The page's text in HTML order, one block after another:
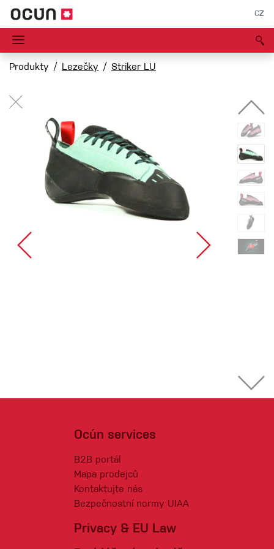
CZ
Produkty Lezečky Striker LU
Ocún services
B2B portál
Mapa prodejců
Kontaktujte nás
Bezpečnostní normy UIAA
Privacy & EU Law